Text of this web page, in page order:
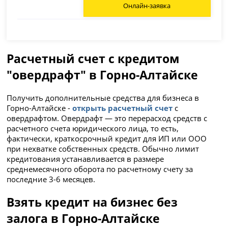
Онлайн-заявка
Расчетный счет с кредитом
"овердрафт" в Горно-Алтайске
Получить дополнительные средства для бизнеса в
Горно-Алтайске -открыть расчетный счет с
овердрафтом. Овердрафт — это перерасход средств с
расчетного счета юридического лица, то есть,
фактически, краткосрочный кредит для ИП или ООО
при нехватке собственных средств. Обычно лимит
кредитования устанавливается в размере
среднемесячного оборота по расчетному счету за
последние 3-6 месяцев.
Взять кредит на бизнес без
залога в Горно-Алтайске